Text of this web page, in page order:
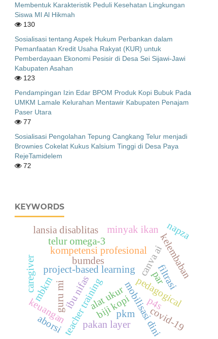
Membentuk Karakteristik Peduli Kesehatan Lingkungan
Siswa MI Al Hikmah
130
Sosialisasi tentang Aspek Hukum Perbankan dalam
Pemanfaatan Kredit Usaha Rakyat (KUR) untuk
Pemberdayaan Ekonomi Pesisir di Desa Sei Sijawi-Jawi
Kabupaten Asahan
123
Pendampingan Izin Edar BPOM Produk Kopi Bubuk Pada
UMKM Lamale Kelurahan Mentawir Kabupaten Penajam
Paser Utara
77
Sosialisasi Pengolahan Tepung Cangkang Telur menjadi
Brownies Cokelat Kukus Kalsium Tinggi di Desa Paya
RejeTamidelem
72
KEYWORDS
canva ai
alat ukur
ibu nifas mobilisasi dini
project-based learning
pedagogical
teacher trainingbiji kopi
kelembaban
kompetensi profesional
guru mi
bumdes
keuangan p4s
par
telur omega-3
pakan layer
minyak ikan napza
aborsi
mbkm
caregiver
lansia disablitas
pkm covid-19
filtrasi